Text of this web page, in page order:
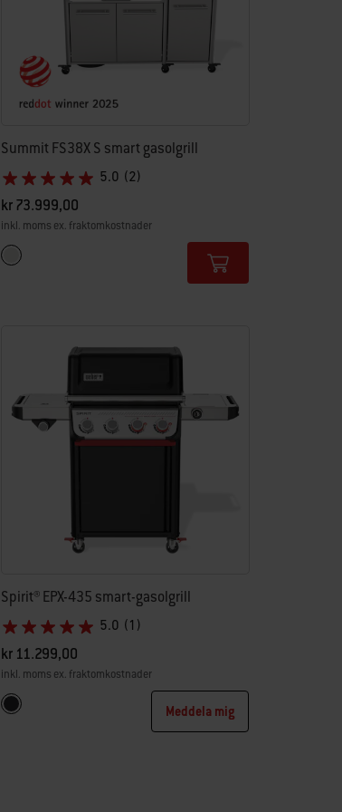
Summit FS38X S smart gasolgrill
5.0 (2)
kr 73.999,00
inkl. moms ex. fraktomkostnader
Color Options
Rostfritt stål
Spirit® EPX-435 smart-gasolgrill
5.0 (1)
kr 11.299,00
inkl. moms ex. fraktomkostnader
Color Options
Svart Meddela mig